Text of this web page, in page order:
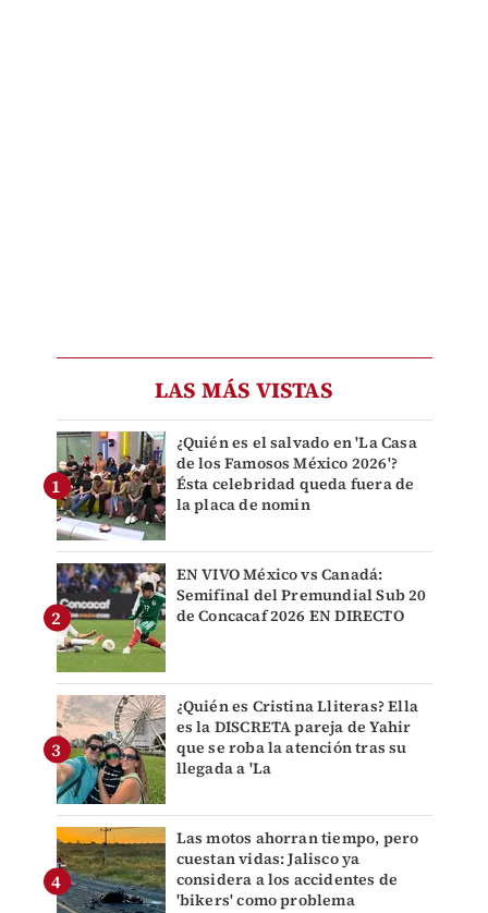
LAS MÁS VISTAS
¿Quién es el salvado en 'La Casa
de los Famosos México 2026'?
Ésta celebridad queda fuera de
la placa de nomin
EN VIVO México vs Canadá:
Semifinal del Premundial Sub 20
de Concacaf 2026 EN DIRECTO
¿Quién es Cristina Lliteras? Ella
es la DISCRETA pareja de Yahir
que se roba la atención tras su
llegada a 'La
Las motos ahorran tiempo, pero
cuestan vidas: Jalisco ya
considera a los accidentes de
'bikers' como problema